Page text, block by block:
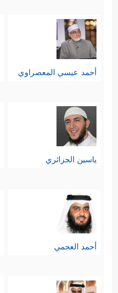
أحمد عيسي المعصراوي
ياسين الجزائري
أحمد العجمي